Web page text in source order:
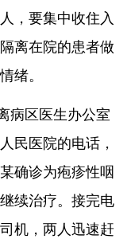
，要集中收住入
离在院的患者做
绪。
病区医生办公室
民医院的电话，
确诊为疱疹性咽
续治疗。接完电
机，两人迅速赶